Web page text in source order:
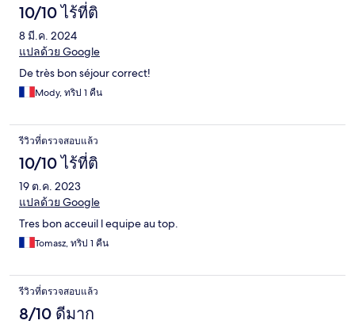
10/10 ไร้ที่ติ
8 มี.ค. 2024
แปลด้วย Google
De très bon séjour correct!
Mody, ทริป 1 คืน
รีวิวที่ตรวจสอบแล้ว
10/10 ไร้ที่ติ
19 ต.ค. 2023
แปลด้วย Google
Tres bon acceuil l equipe au top.
Tomasz, ทริป 1 คืน
รีวิวที่ตรวจสอบแล้ว
8/10 ดีมาก